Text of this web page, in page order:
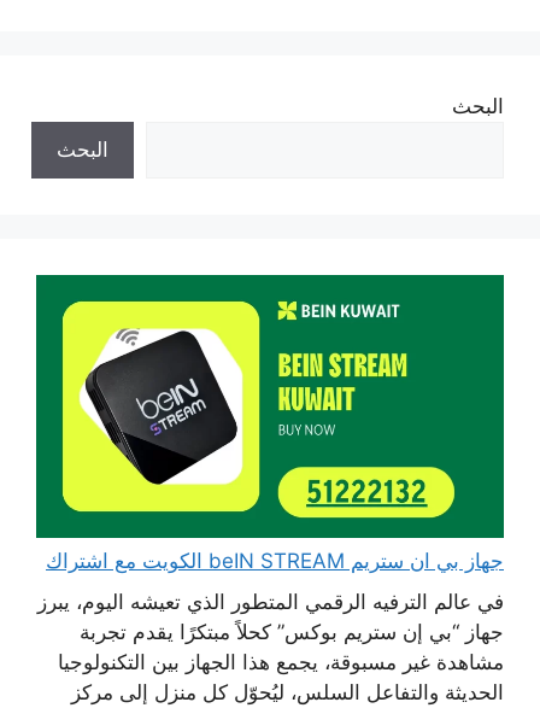
البحث
البحث
جهاز بي ان ستريم beIN STREAM الكويت مع اشتراك
في عالم الترفيه الرقمي المتطور الذي تعيشه اليوم، يبرز
جهاز “بي إن ستريم بوكس” كحلاً مبتكرًا يقدم تجربة
مشاهدة غير مسبوقة، يجمع هذا الجهاز بين التكنولوجيا
الحديثة والتفاعل السلس، ليُحوّل كل منزل إلى مركز